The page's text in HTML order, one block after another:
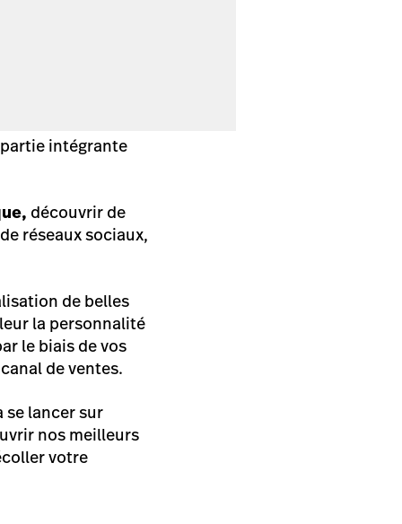
intégrante
découvrir de
réseaux sociaux,
de belles
la personnalité
le biais de vos
de ventes.
se lancer sur
nos meilleurs
votre